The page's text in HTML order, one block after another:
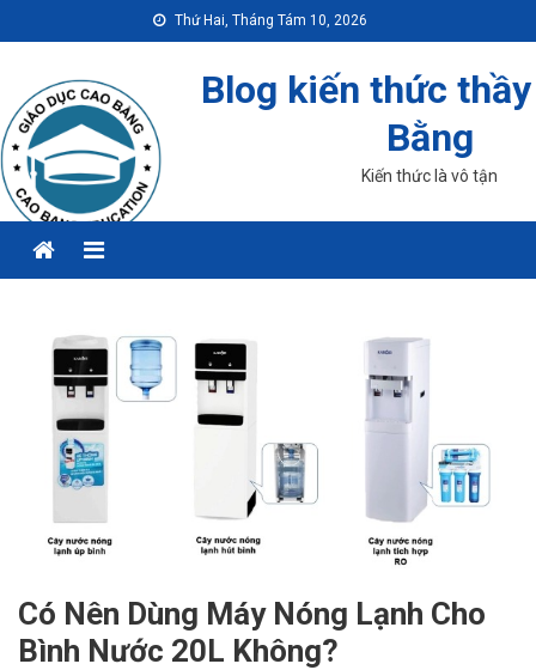
to
Thứ Hai, Tháng Tám 10, 2026
Blog kiến thức
Bằng
Kiến thức là vô tận
Menu
Có Nên Dùng Máy Nóng Lạnh Cho
Bình Nước 20L Không?